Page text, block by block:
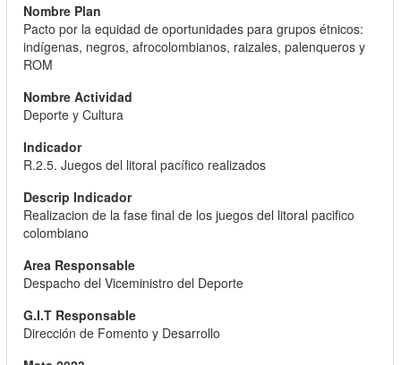
Pacto por la equidad de oportunidades para grupos étnicos:
indígenas, negros, afrocolombianos, raizales, palenqueros y
ROM
Deporte y Cultura
R.2.5. Juegos del litoral pacífico realizados
Realizacion de la fase final de los juegos del litoral pacifico
colombiano
Despacho del Viceministro del Deporte
Dirección de Fomento y Desarrollo